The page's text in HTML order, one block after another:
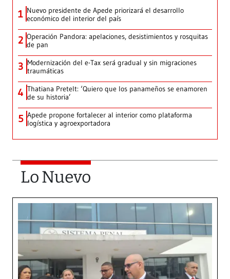
1 Nuevo presidente de Apede priorizará el desarrollo
económico del interior del país
2 Operación Pandora: apelaciones, desistimientos y rosquitas
de pan
3 Modernización del e-Tax será gradual y sin migraciones
traumáticas
4 Thatiana Pretelt: ‘Quiero que los panameños se enamoren
de su historia’
5 Apede propone fortalecer al interior como plataforma
logística y agroexportadora
Lo Nuevo